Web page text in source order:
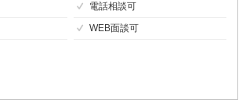
電話相談可
WEB面談可